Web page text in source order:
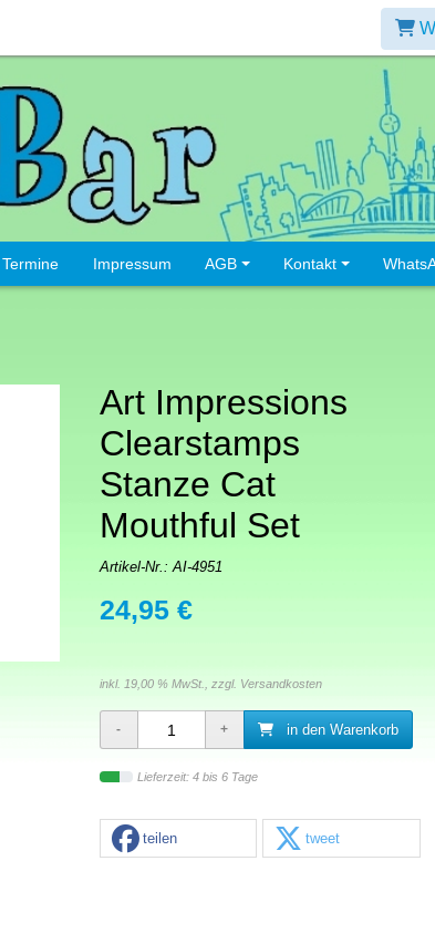
Termine Impressum AGB Kontakt
Art Impressions
Clearstamps
Stanze Cat
Mouthful Set
Artikel-Nr.:AI-4951
24,95 €
inkl. 19,00 % MwSt., zzgl. Versandkosten
in den Warenkorb
Lieferzeit: 4 bis 6 Tage
teilen tweet